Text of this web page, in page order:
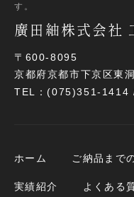
す。
廣田紬株式会社
〒600-8095
京都府京都市下京区東
TEL：(075)351-1414
ホーム ご納品まで
実績紹介 よくある